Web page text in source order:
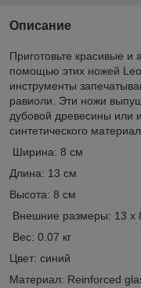
Описание
Приготовьте красивые
помощью этих ножей
инструменты
равиоли. Эти ножи
дубовой древесины или
синтетического
Ширина: 8 см
Длина: 13 см
Высота: 8 см
Внешние размеры: 13 x
Вес: 0.07 кг
Цвет: синий
Материал: Reinforced